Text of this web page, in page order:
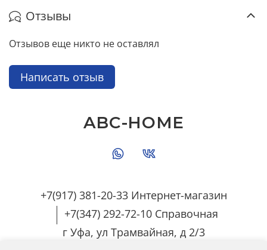
Отзывы
Отзывов еще никто не оставлял
Написать отзыв
+7(917) 381-20-33 Интернет-магазин
+7(347) 292-72-10 Справочная
г Уфа, ул Трамвайная, д 2/3
ABC-HOME